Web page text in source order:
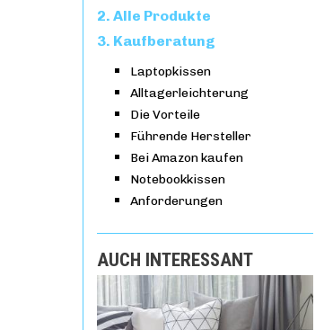
Alle Produkte
Kaufberatung
Laptopkissen
Alltagerleichterung
Die Vorteile
Führende Hersteller
Bei Amazon kaufen
Notebookkissen
Anforderungen
AUCH INTERESSANT